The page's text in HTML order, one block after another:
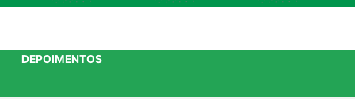
DEPOIMENTOS